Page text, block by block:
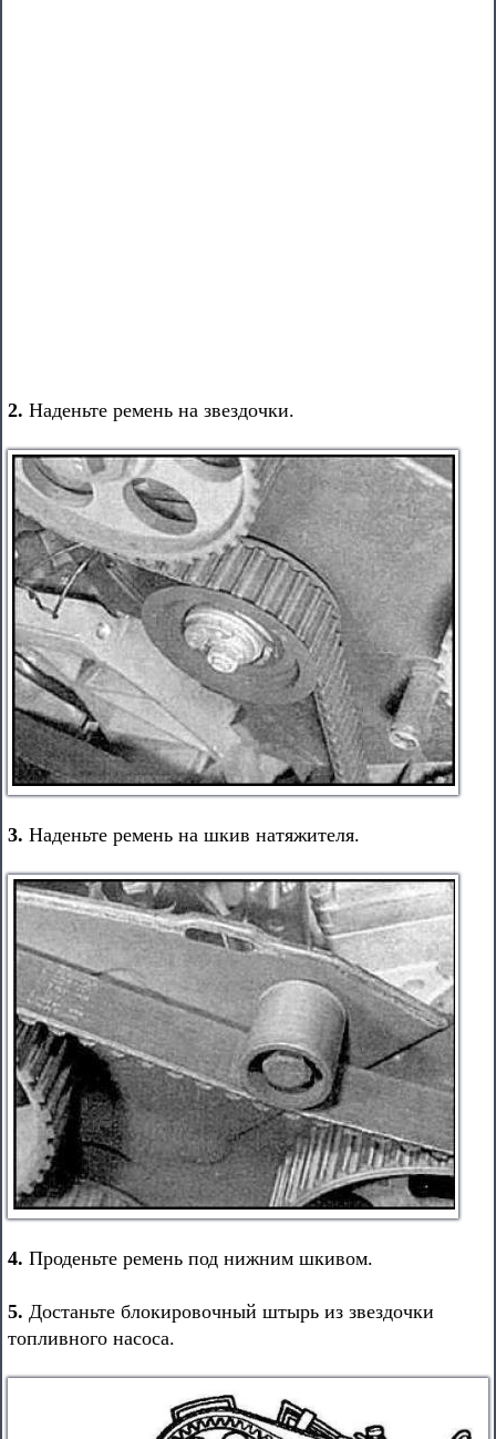
2. Наденьте ремень на звездочки.
3. Наденьте ремень на шкив натяжителя.
4. Проденьте ремень под нижним шкивом.
5. Достаньте блокировочный штырь из звездочки
топливного насоса.